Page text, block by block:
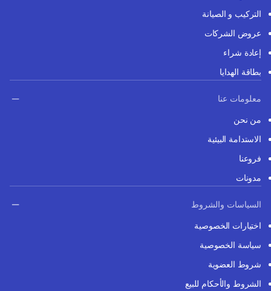
التركيب و الصيانة
عروض الشركات
إعادة شراء
بطاقة الهدايا
معلومات عنا
من نحن
الاستدامة البيئية
فروعنا
مدونات
السياسات والشروط
اختيارات الخصوصية
سياسة الخصوصية
شروط العضوية
الشروط والأحكام للبيع